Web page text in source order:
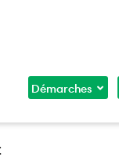
Démarches